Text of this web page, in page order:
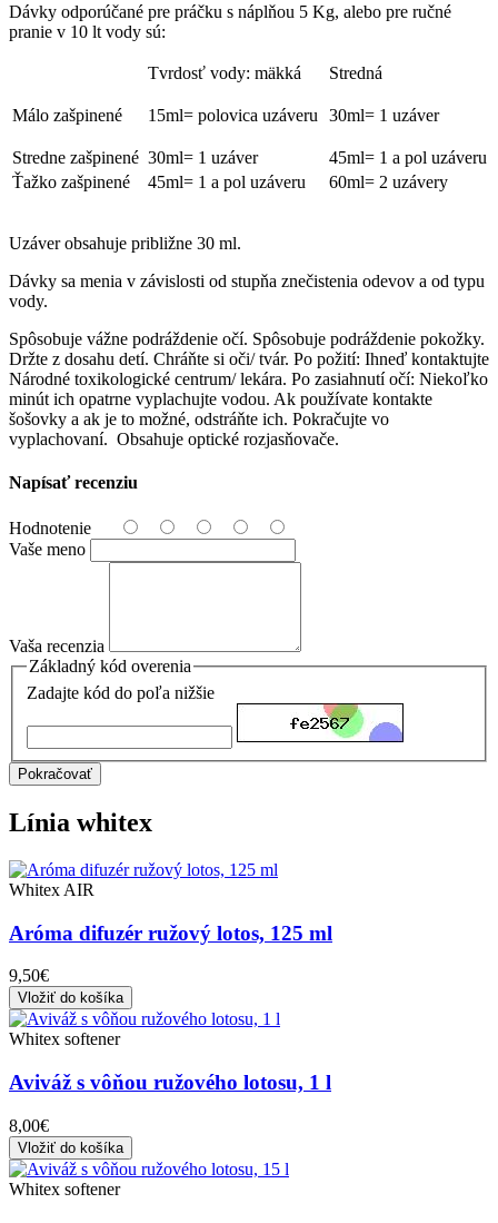
Dávky odporúčané pre práčku s náplňou 5 Kg, alebo pre ručné
pranie v 10 lt vody sú:
Tvrdosť vody: mäkká Stredná
Málo zašpinené 15ml= polovica uzáveru 30ml= 1 uzáver
Stredne zašpinené 30ml= 1 uzáver
45ml= 1 a pol uzáveru
Ťažko zašpinené
45ml= 1 a pol uzáveru 60ml= 2 uzávery
Uzáver obsahuje približne 30 ml.
Dávky sa menia v závislosti od stupňa znečistenia odevov a od typu
vody.
Spôsobuje vážne podráždenie očí. Spôsobuje podráždenie pokožky.
Držte z dosahu detí. Chráňte si oči/ tvár. Po požití: Ihneď kontaktujte
Národné toxikologické centrum/ lekára. Po zasiahnutí očí: Niekoľko
minút ich opatrne vyplachujte vodou. Ak používate kontakte
šošovky a ak je to možné, odstráňte ich. Pokračujte vo
vyplachovaní. Obsahuje optické rozjasňovače.
Napísať recenziu
Hodnotenie
Vaše meno
Vaša recenzia
Základný kód overenia
Zadajte kód do poľa nižšie
Pokračovať
Línia whitex
Whitex AIR
Aróma difuzér ružový lotos, 125 ml
9,50€
Vložiť do košíka
Whitex softener
Aviváž s vôňou ružového lotosu, 1 l
8,00€
Vložiť do košíka
Whitex softener